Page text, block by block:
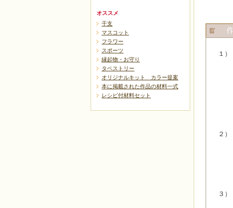
１）
２）
３）
オススメ
干支
マスコット
フラワー
スポーツ
縁起物・お守り
タペストリー
オリジナルキット カラー提案
本に掲載された作品の材料一式
レシピ付材料セット